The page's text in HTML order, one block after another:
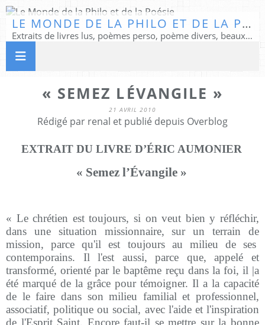
LE MONDE DE LA PHILO ET DE LA POÉSIE
Extraits de livres lus, poèmes perso, poème divers, beaux textes...
« SEMEZ LÉVANGILE »
21 AVRIL 2010
Rédigé par renal et publié depuis Overblog
EXTRAIT DU LIVRE D’ÉRIC AUMONIER
« Semez l’Évangile »
« Le chrétien est toujours, si on veut bien y réfléchir,
dans une situation missionnaire, sur un terrain de
mission, parce qu'il est toujours au milieu de ses
contemporains. Il l'est aussi, parce que, appelé et
transformé, orienté par le baptême reçu dans la foi, il |a
été marqué de la grâce pour témoigner. Il a la capacité
de le faire dans son milieu familial et professionnel,
associatif, politique ou social, avec l'aide et l'inspiration
de l'Esprit Saint. Encore faut-il se mettre sur la bonne